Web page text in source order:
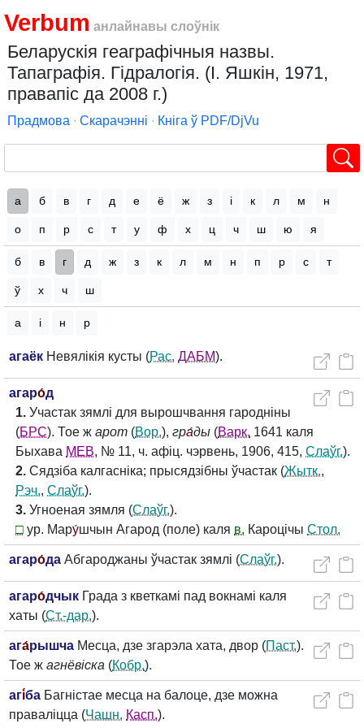
Verbum анлайнавы слоўнік
Беларускія геаграфічныя назвы.
Тапаграфія. Гідралогія. (І. Яшкін, 1971,
правапіс да 2008 г.)
Прадмова ∙ Скарачэнні ∙ Кніга ў PDF/DjVu
а б в г д е ё ж з і к л м н
о п р с т у ф х ц ч ш ю я
б в г д ж з к л м н п р с т
ў х ч ш
а і н р
агаёк Невялікія кусты (Рас. ДАБМ).
агаро́д
1. Участак зямлі для вырошчвання гародніны
(БРС). Тое ж арот (Вор.), гра́ды (Варк. 1641 каля
Быхава МЕВ, № 11, ч. афіц. чэрвень, 1906, 415, Слаўг.).
2. Сядзіба калгасніка; прысядзібны ўчастак (Жытк.,
Рэч., Слаўг.).
3. Угноеная зямля (Слаўг.).
□ ур. Мару́шчын Агарод (поле) каля в. Кароцічы Стол.
агаро́да Абгароджаны ўчастак зямлі (Слаўг.).
агаро́дчык Града з кветкамі пад вокнамі каля
хаты (Ст.-дар.).
ага́рышча Месца, дзе згарэла хата, двор (Паст.).
Тое ж агнёвіска (Кобр.).
агі́ба Багністае месца на балоце, дзе можна
праваліцца (Чашн. Касп.).